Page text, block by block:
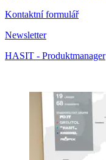
Kontaktní formulář
Newsletter
HASIT - Produktmanager